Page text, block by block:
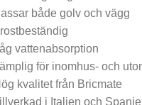
både golv och vägg
vattenabsorption
för inomhus- och
kvalitet från Bricmate
i Italien och